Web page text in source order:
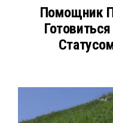
Помощник